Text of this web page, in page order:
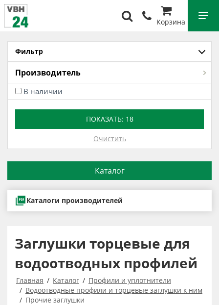
Корзина
Фильтр
Производитель
В наличии
ПОКАЗАТЬ: 18
Очистить
Каталог
Каталоги производителей
Заглушки торцевые для
водоотводных профилей
Главная Каталог
Профили и уплотнители
Водоотводные профили и торцевые заглушки к ним
Прочие заглушки